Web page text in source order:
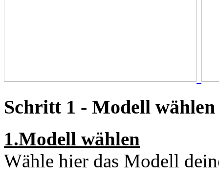
Schritt 1 - Modell wählen
1.Modell wählen
Wähle hier das Modell